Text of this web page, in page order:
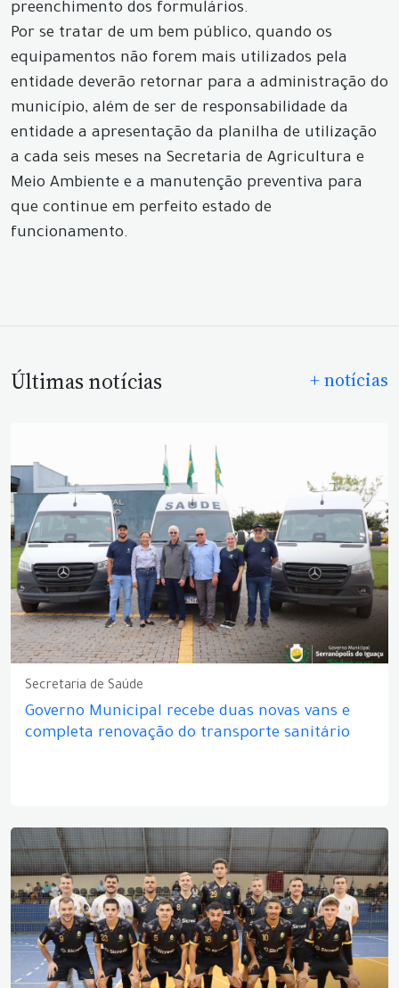
preenchimento dos formulários.
Por se tratar de um bem público, quando os
equipamentos não forem mais utilizados pela
entidade deverão retornar para a administração do
município, além de ser de responsabilidade da
entidade a apresentação da planilha de utilização
a cada seis meses na Secretaria de Agricultura e
Meio Ambiente e a manutenção preventiva para
que continue em perfeito estado de
funcionamento.
Últimas notícias + notícias
Secretaria de Saúde
Governo Municipal recebe duas novas vans e
completa renovação do transporte sanitário